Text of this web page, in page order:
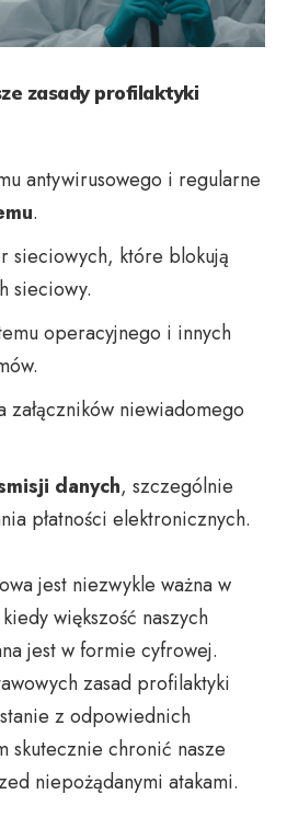
zasady profilaktyki
antywirusowego i regularne
.
sieciowych, które blokują
sieciowy.
operacyjnego i innych
załączników niewiadomego
danych, szczególnie
płatności elektronicznych.
jest niezwykle ważna w
większość naszych
jest w formie cyfrowej.
zasad profilaktyki
z odpowiednich
skutecznie chronić nasze
niepożądanymi atakami.